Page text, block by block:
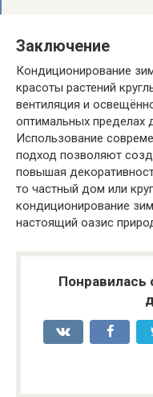
Заключение
Кондиционирование
красоты растений
вентиляция и
оптимальных пределах
Использование
подход позволяют
повышая
то частный дом или
кондиционирование
настоящий оазис
Понравилась